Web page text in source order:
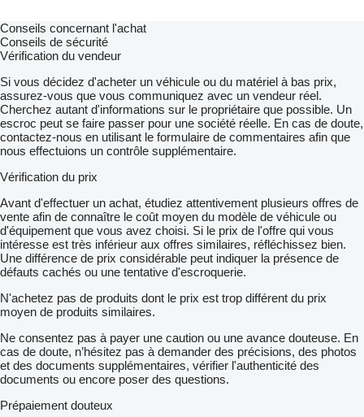
Conseils concernant l'achat
Conseils de sécurité
Vérification du vendeur
Si vous décidez d'acheter un véhicule ou du matériel à bas prix,
assurez-vous que vous communiquez avec un vendeur réel.
Cherchez autant d'informations sur le propriétaire que possible. Un
escroc peut se faire passer pour une société réelle. En cas de doute,
contactez-nous en utilisant le formulaire de commentaires afin que
nous effectuions un contrôle supplémentaire.
Vérification du prix
Avant d'effectuer un achat, étudiez attentivement plusieurs offres de
vente afin de connaître le coût moyen du modèle de véhicule ou
d'équipement que vous avez choisi. Si le prix de l'offre qui vous
intéresse est très inférieur aux offres similaires, réfléchissez bien.
Une différence de prix considérable peut indiquer la présence de
défauts cachés ou une tentative d'escroquerie.
N'achetez pas de produits dont le prix est trop différent du prix
moyen de produits similaires.
Ne consentez pas à payer une caution ou une avance douteuse. En
cas de doute, n’hésitez pas à demander des précisions, des photos
et des documents supplémentaires, vérifier l'authenticité des
documents ou encore poser des questions.
Prépaiement douteux